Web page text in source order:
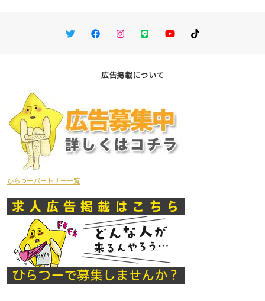
TwitterFacebookInstagram
LINE You TubeTikTok
広告掲載について
ひらつーパートナー一覧